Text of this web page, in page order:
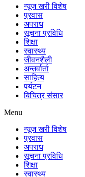
न्यूज खरी विशेष
प्रवास
अपराध
सूचना प्रविधि
शिक्षा
स्वास्थ्य
जीवनशैली
अन्तर्वार्ता
साहित्य
पर्यटन
बिचित्र संसार
Menu
न्यूज खरी विशेष
प्रवास
अपराध
सूचना प्रविधि
शिक्षा
स्वास्थ्य